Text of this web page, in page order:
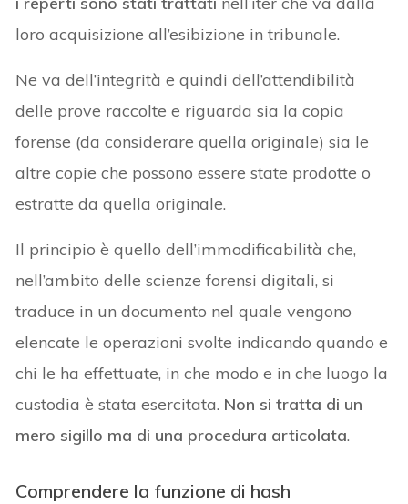
loro acquisizione all’esibizione in tribunale.
Ne va dell’integrità e quindi dell’attendibilità
delle prove raccolte e riguarda sia la copia
forense (da considerare quella originale) sia le
altre copie che possono essere state prodotte o
estratte da quella originale.
Il principio è quello dell’immodificabilità che,
nell’ambito delle scienze forensi digitali, si
traduce in un documento nel quale vengono
elencate le operazioni svolte indicando quando e
chi le ha effettuate, in che modo e in che luogo la
custodia è stata esercitata. Non si tratta di un
mero sigillo ma di una procedura articolata.
Comprendere la funzione di hash